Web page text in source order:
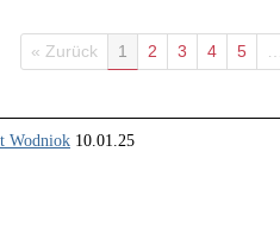
« Zurück 1 2 3 4 5
Wodniok 10.01.25